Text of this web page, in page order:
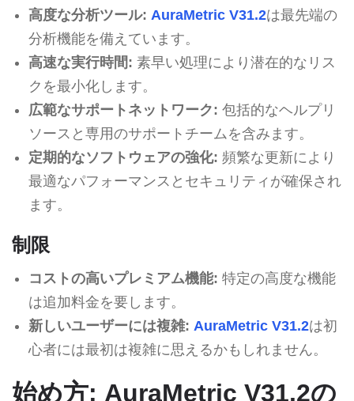
高度な分析ツール: AuraMetric V31.2は最先端の
分析機能を備えています。
高速な実行時間: 素早い処理により潜在的なリス
クを最小化します。
広範なサポートネットワーク: 包括的なヘルプリ
ソースと専用のサポートチームを含みます。
定期的なソフトウェアの強化: 頻繁な更新により
最適なパフォーマンスとセキュリティが確保され
ます。
制限
コストの高いプレミアム機能: 特定の高度な機能
は追加料金を要します。
新しいユーザーには複雑: AuraMetric V31.2は初
心者には最初は複雑に思えるかもしれません。
始め方: AuraMetric V31.2の